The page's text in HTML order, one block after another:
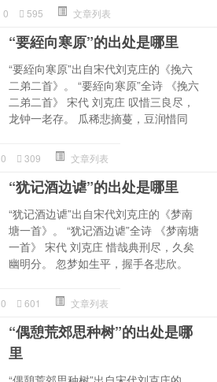
0 595 文章列表
“要絰向寒原”的出处是哪里
“要絰向寒原”出自宋代刘克庄的《挽六
二弟二首》。 “要絰向寒原”全诗 《挽六
二弟二首》 宋代 刘克庄 叹惜三良尽，
龙钟一老存。 瓜稀悲摘蔓，豆润惜同
0 309 文章列表
“犹记酒边谑”的出处是哪里
“犹记酒边谑”出自宋代刘克庄的《梦南
塘一首》。 “犹记酒边谑”全诗 《梦南塘
一首》 宋代 刘克庄 惜哉典刑尽，久矣
幽明分。 忽梦如生平，握手各悲欣。
0 601 文章列表
“偶憩荒郊思种树”的出处是哪
里